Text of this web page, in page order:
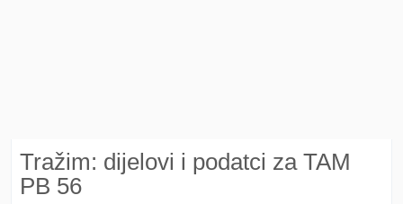
Tražim: dijelovi i podatci za TAM
PB 56